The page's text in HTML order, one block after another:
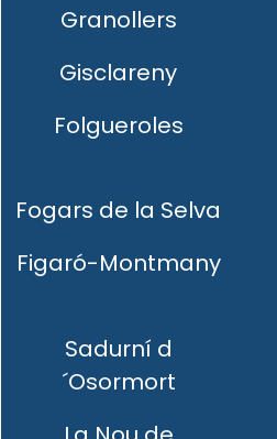
Granollers
Gisclareny
Folgueroles
Fogars de la Selva
Figaró-Montmany
Sadurní d
´Osormort